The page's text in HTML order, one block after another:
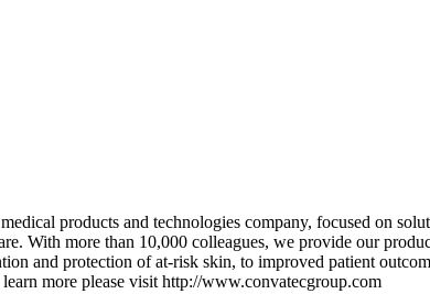
products and technologies company, focused on
With more than 10,000 colleagues, we provide our
and protection of at-risk skin, to improved patient
more please visit http://www.convatecgroup.com